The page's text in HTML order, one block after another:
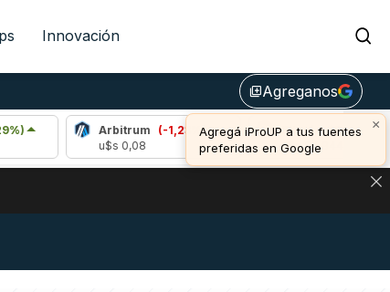
Innovación
library_addAgreganos
×
Agregá iProUP a tus fuentes
preferidas en Google
Arbitrum
(-1,23%)
Bitcoin
(0,80%)
u$s 64.944,00
EN BITCOIN, DÓLAR CRIPTO Y EXCHANGES